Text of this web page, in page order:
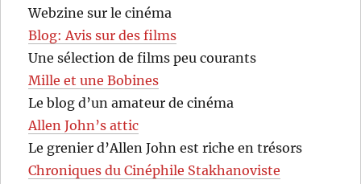
Webzine sur le cinéma
Blog: Avis sur des films
Une sélection de films peu courants
Mille et une Bobines
Le blog d’un amateur de cinéma
Allen John’s attic
Le grenier d’Allen John est riche en trésors
Chroniques du Cinéphile Stakhanoviste